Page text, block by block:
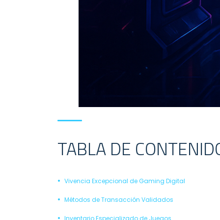
TABLA DE
Vivencia Excepcional de Gaming Digital
Métodos de Transacción Validados
Inventario Especializado de Juegos